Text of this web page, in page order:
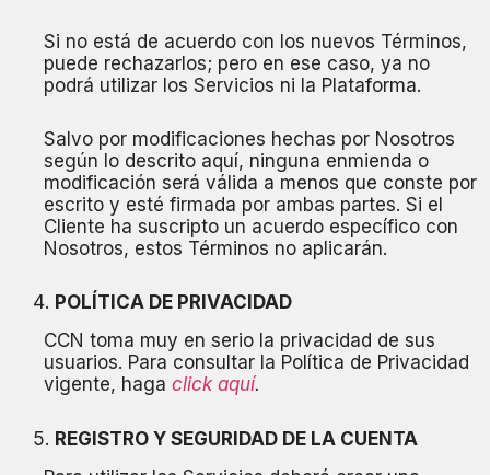
Si no está de acuerdo con los nuevos Términos,
puede rechazarlos; pero en ese caso, ya no
podrá utilizar los Servicios ni la Plataforma.
Salvo por modificaciones hechas por Nosotros
según lo descrito aquí, ninguna enmienda o
modificación será válida a menos que conste por
escrito y esté firmada por ambas partes. Si el
Cliente ha suscripto un acuerdo específico con
Nosotros, estos Términos no aplicarán.
POLÍTICA DE PRIVACIDAD
CCN toma muy en serio la privacidad de sus
usuarios. Para consultar la Política de Privacidad
vigente, haga click aquí.
REGISTRO Y SEGURIDAD DE LA CUENTA